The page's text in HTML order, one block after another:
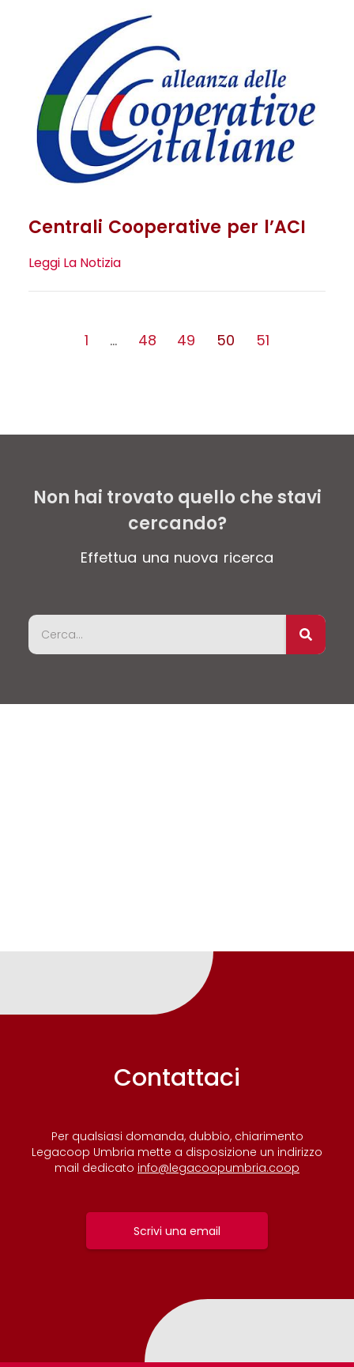
Centrali Cooperative per l’ACI
Leggi La Notizia
1 … 48 49 50 51
Non hai trovato quello che stavi
cercando?
Effettua una nuova ricerca
Contattaci
Per qualsiasi domanda, dubbio, chiarimento
Legacoop Umbria mette a disposizione un indirizzo
mail dedicato info@legacoopumbria.coop
Scrivi una email